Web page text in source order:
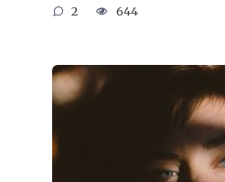
2 644